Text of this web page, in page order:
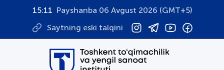
15:11 Payshanba 06 Avgust 2026 (GMT+5)
Saytning eski talqini